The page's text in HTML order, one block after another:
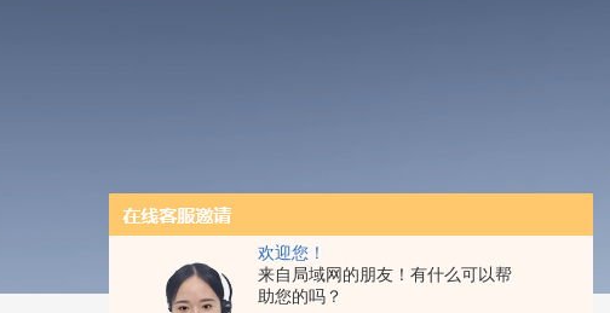
欢迎您！
来自局域网的朋友！有什么可以帮
助您的吗？